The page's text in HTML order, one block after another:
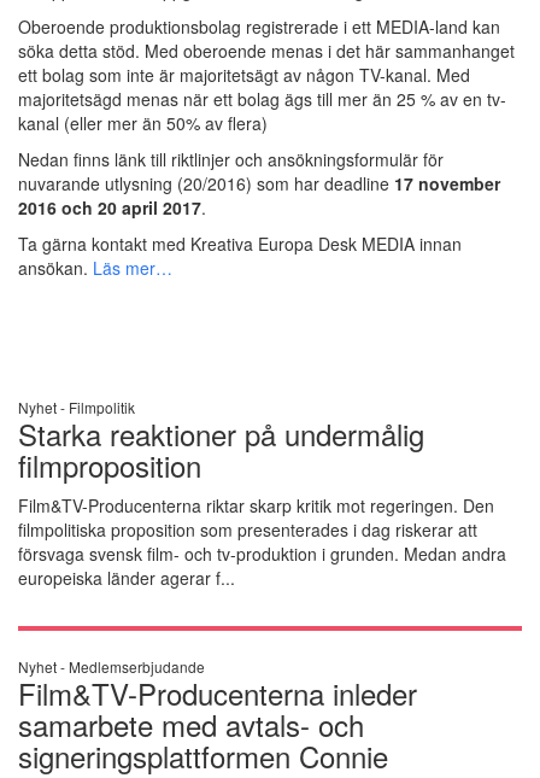
Oberoende produktionsbolag registrerade i ett MEDIA-land kan
söka detta stöd. Med oberoende menas i det här sammanhanget
ett bolag som inte är majoritetsägt av någon TV-kanal. Med
majoritetsägd menas när ett bolag ägs till mer än 25 % av en tv-
kanal (eller mer än 50% av flera)
Nedan finns länk till riktlinjer och ansökningsformulär för
nuvarande utlysning (20/2016) som har deadline 17 november
2016 och 20 april 2017.
Ta gärna kontakt med Kreativa Europa Desk MEDIA innan
ansökan. Läs mer…
Nyhet - Filmpolitik
Starka reaktioner på undermålig
filmproposition
Film&TV-Producenterna riktar skarp kritik mot regeringen. Den
filmpolitiska proposition som presenterades i dag riskerar att
försvaga svensk film- och tv-produktion i grunden. Medan andra
europeiska länder agerar f...
Nyhet - Medlemserbjudande
Film&TV-Producenterna inleder
samarbete med avtals- och
signeringsplattformen Connie